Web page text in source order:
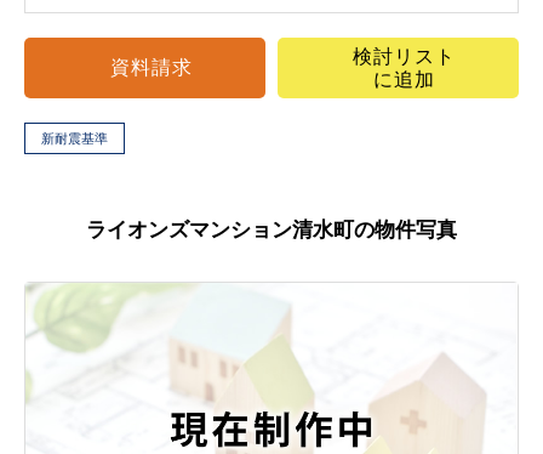
資料請求
検討リスト
に追加
新耐震基準
ライオンズマンション清水町の物件写真